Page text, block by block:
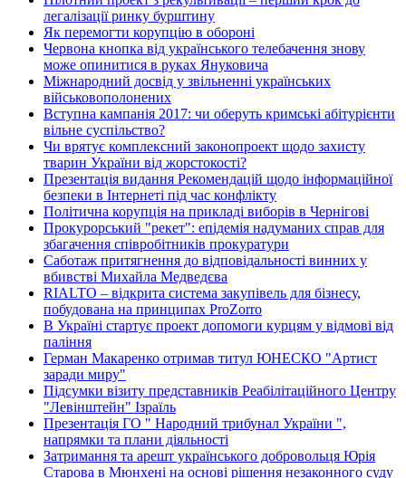
легалізації ринку бурштину
Як перемогти корупцію в обороні
Червона кнопка від українського телебачення знову
може опинитися в руках Януковича
Міжнародний досвід у звільненні українських
військовополонених
Вступна кампанія 2017: чи оберуть кримські абітурієнти
вільне суспільство?
Чи врятує комплексний законопроект щодо захисту
тварин України від жорстокості?
Презентація видання Рекомендацій щодо інформаційної
безпеки в Інтернеті під час конфлікту
Політична корупція на прикладі виборів в Чернігові
Прокурорський "рекет": епідемія надуманих справ для
збагачення співробітників прокуратури
Саботаж притягнення до відповідальності винних у
вбивстві Михайла Медведєва
RIALTO – відкрита система закупівель для бізнесу,
побудована на принципах ProZorro
В Україні стартує проект допомоги курцям у відмові від
паління
Герман Макаренко отримав титул ЮНЕСКО "Артист
заради миру"
Підсумки візиту представників Реабілітаційного Центру
"Левінштейн" Ізраїль
Презентація ГО " Народний трибунал України ",
напрямки та плани діяльності
Затримання та арешт українського добровольця Юрія
Старова в Мюнхені на основі рішення незаконного суду